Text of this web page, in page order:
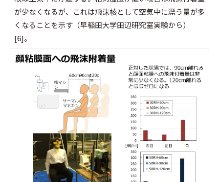
が少なくなるが、これは飛沫核として空気中に漂う量が多
くなることを示す（早稲田大学田辺研究室実験から）
[6]。